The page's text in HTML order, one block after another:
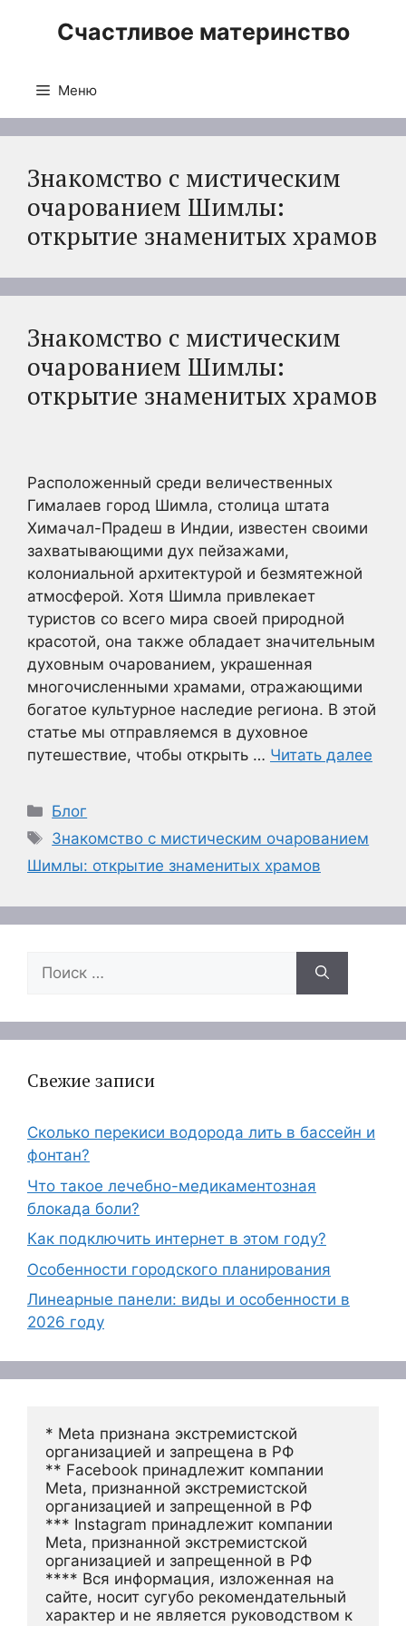
Счастливое материнство
Меню
Знакомство с мистическим
очарованием Шимлы:
открытие знаменитых храмов
Знакомство с мистическим
очарованием Шимлы:
открытие знаменитых храмов
Расположенный среди величественных
Гималаев город Шимла, столица штата
Химачал-Прадеш в Индии, известен своими
захватывающими дух пейзажами,
колониальной архитектурой и безмятежной
атмосферой. Хотя Шимла привлекает
туристов со всего мира своей природной
красотой, она также обладает значительным
духовным очарованием, украшенная
многочисленными храмами, отражающими
богатое культурное наследие региона. В этой
статье мы отправляемся в духовное
путешествие, чтобы открыть … Читать далее
Рубрики
Блог
Метки
Знакомство с мистическим очарованием
Шимлы: открытие знаменитых храмов
Поиск:
Свежие записи
Сколько перекиси водорода лить в бассейн и
фонтан?
Что такое лечебно-медикаментозная
блокада боли?
Как подключить интернет в этом году?
Особенности городского планирования
Линеарные панели: виды и особенности в
2026 году
* Meta признана экстремистской
организацией и запрещена в РФ
** Facebook принадлежит компании
Meta, признанной экстремистской
организацией и запрещенной в РФ
*** Instagram принадлежит компании
Meta, признанной экстремистской
организацией и запрещенной в РФ
**** Вся информация, изложенная на
сайте, носит сугубо рекомендательный
характер и не является руководством к